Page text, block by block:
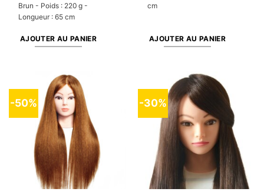
Brun - Poids : 220 g -
Longueur : 65 cm
AJOUTER AU PANIER
cm
AJOUTER AU PANIER
-50% -30%